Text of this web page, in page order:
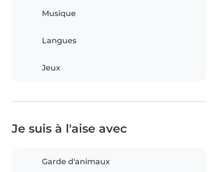
Musique
Langues
Jeux
Je suis à l'aise avec
Garde d'animaux